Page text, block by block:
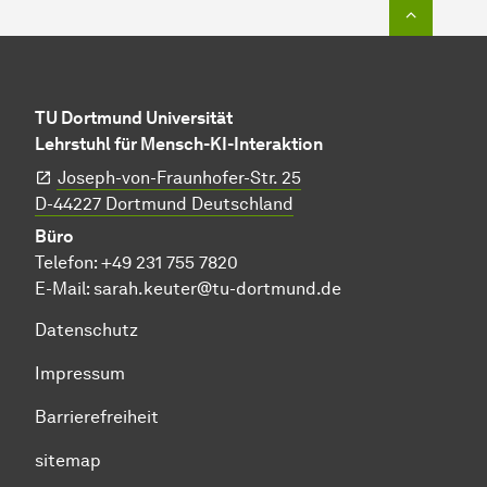
TU Dortmund Universität
Lehrstuhl für Mensch-KI-Interaktion
Joseph-von-Fraunhofer-Str. 25
D-44227 Dortmund Deutschland
Büro
Telefon: +49 231 755 7820
E-Mail: sarah.keuter@tu-dortmund.de
Datenschutz
Impressum
Barrierefreiheit
sitemap